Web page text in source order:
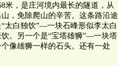
米，是庄河境内最长的隧道，从
，免除爬山的辛苦。这条路沿途
太白独饮”—一块石峰形似李太白
。另一个是“宝塔雄狮”—一块塔
像雄狮一样的石头。还有一处